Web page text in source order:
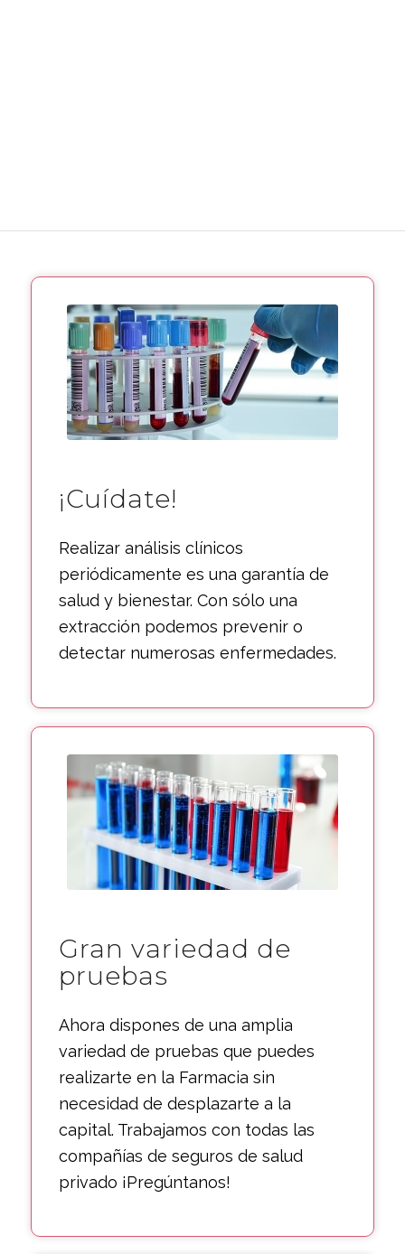
¡Cuídate!
Realizar análisis clínicos
periódicamente es una garantía de
salud y bienestar. Con sólo una
extracción podemos prevenir o
detectar numerosas enfermedades.
Gran variedad de
pruebas
Ahora dispones de una amplia
variedad de pruebas que puedes
realizarte en la Farmacia sin
necesidad de desplazarte a la
capital. Trabajamos con todas las
compañías de seguros de salud
privado ¡Pregúntanos!